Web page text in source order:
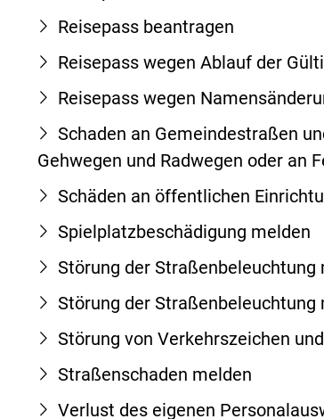
Reisepass beantragen
Reisepass wegen Ablauf der
Reisepass wegen
Schaden an Gemeindestraßen
Gehwegen und Radwegen oder an
Schäden an öffentlichen
Spielplatzbeschädigung melden
Störung der Straßenbeleuchtung
Störung der Straßenbeleuchtung
Störung von Verkehrszeichen
Straßenschaden melden
Verlust des eigenen